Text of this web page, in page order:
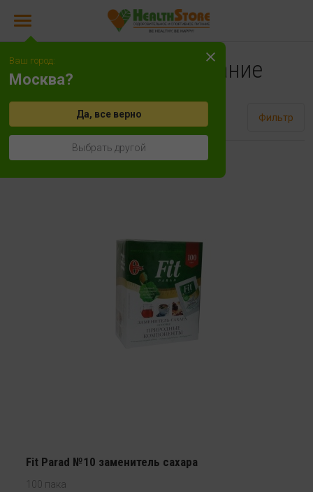
Диетическое питание
Сортировать Фильтр
Fit Parad №10 заменитель сахара
100 пака
Ваш город:
Москва?
Да, все верно
Выбрать другой